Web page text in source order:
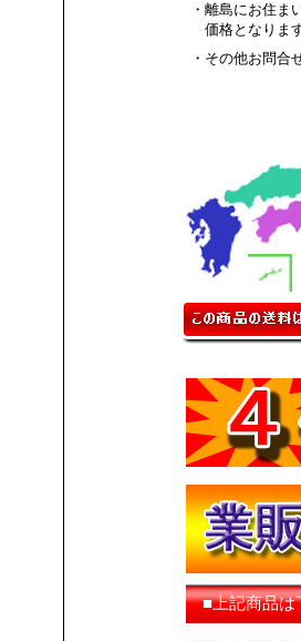
・離島にお住ま
価格となります
・その他お問合
■上記商品は